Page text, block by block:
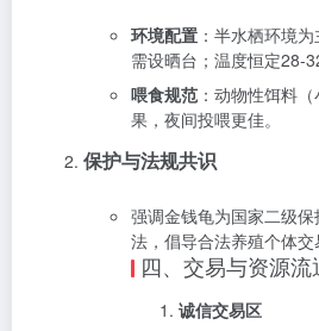
环境配置 ：半水栖环境
需设晒台；温度恒定28-
喂食规范 ：动物性饵料
果，夜间投喂更佳‌。
保护与法规共识
强调金钱龟为国家二级
法，倡导合法养殖个体交
四、交易与资源流
诚信交易区